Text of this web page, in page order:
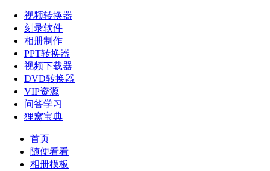
视频转换器
刻录软件
相册制作
PPT转换器
视频下载器
DVD转换器
VIP资源
问答学习
狸窝宝典
首页
随便看看
相册模板